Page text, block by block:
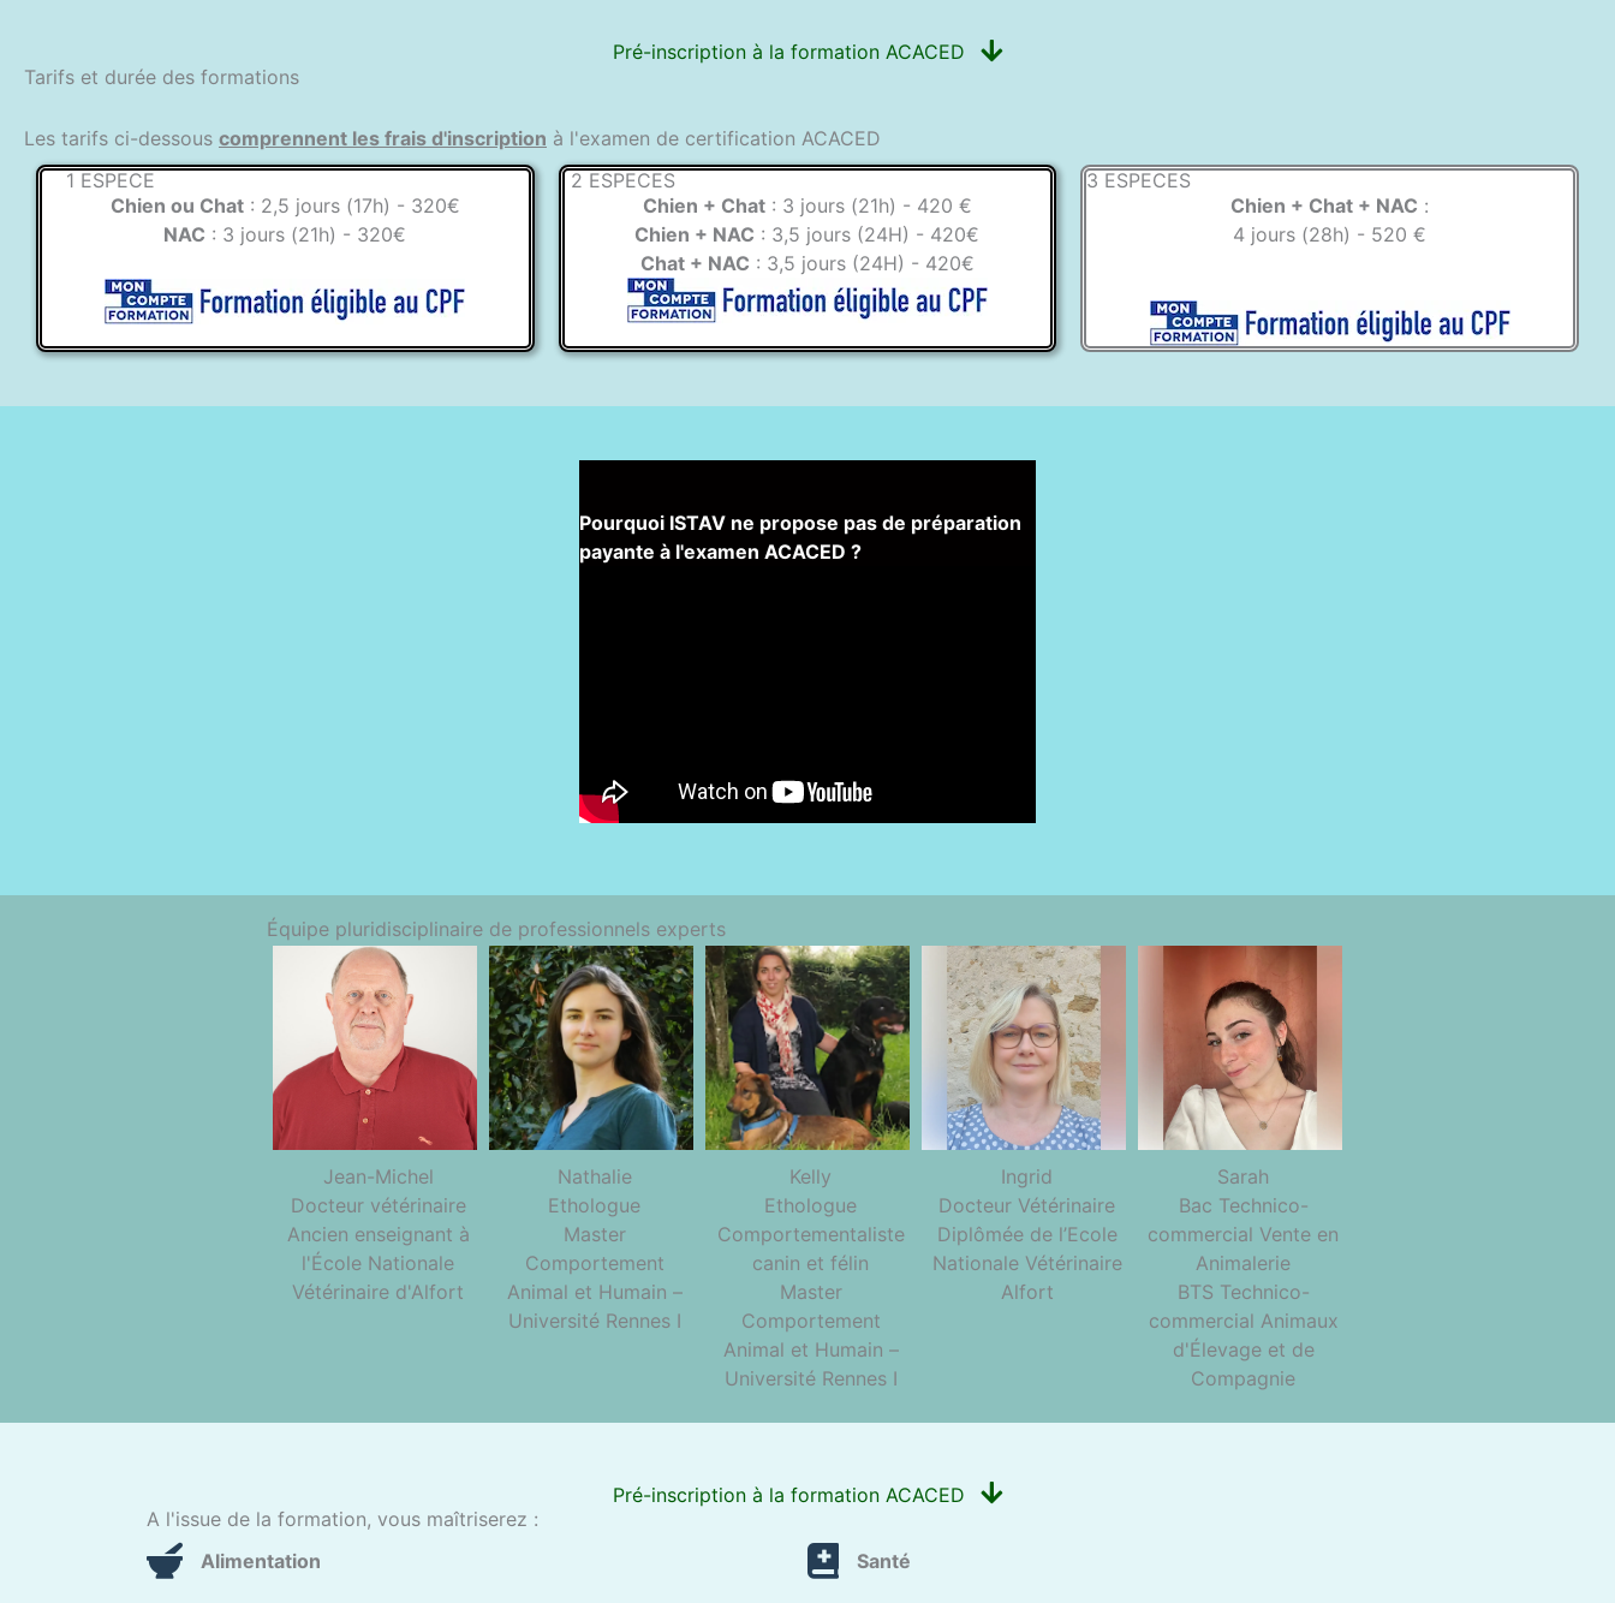
Pré-inscription à la formation ACACED
Tarifs et durée des formations
Les tarifs ci-dessous comprennent les frais d'inscription à l'examen de certification ACACED
1 ESPECE
Chien ou Chat: 2,5 jours (17h) - 320€
NAC : 3 jours (21h) - 320€
2 ESPECES
Chien + Chat: 3 jours (21h) - 420 €
Chien + NAC : 3,5 jours (24H) - 420€
Chat + NAC : 3,5 jours (24H) - 420€
3 ESPECES
Chien + Chat + NAC :
4 jours (28h) - 520 €
Pourquoi ISTAV ne propose pas de préparation
payante à l'examen ACACED ?
Équipe pluridisciplinaire de professionnels experts
Jean-Michel
Docteur vétérinaire
Ancien enseignant à
l'École Nationale
Vétérinaire d'Alfort
Nathalie
Ethologue
Master
Comportement
Animal et Humain –
Université Rennes I
Kelly
Ethologue
Comportementaliste
canin et félin
Master
Comportement
Animal et Humain –
Université Rennes I
Ingrid
Docteur Vétérinaire
Diplômée de l’Ecole
Nationale Vétérinaire
Alfort
Sarah
Bac Technico-
commercial Vente en
Animalerie
BTS Technico-
commercial Animaux
d'Élevage et de
Compagnie
Pré-inscription à la formation ACACED
A l'issue de la formation, vous maîtriserez :
Alimentation
Santé